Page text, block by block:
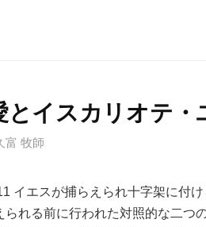
とイスカリオテ・
富 牧師
イエスが捕らえられ十字架に付
られる前に行われた対照的な二つ